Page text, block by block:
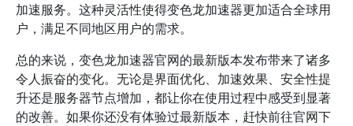
加速服务。这种灵活性使得变色龙加速器更加适合全球用
户，满足不同地区用户的需求。
总的来说，变色龙加速器官网的最新版本发布带来了诸多
令人振奋的变化。无论是界面优化、加速效果、安全性提
升还是服务器节点增加，都让你在使用过程中感受到显著
的改善。如果你还没有体验过最新版本，赶快前往官网下